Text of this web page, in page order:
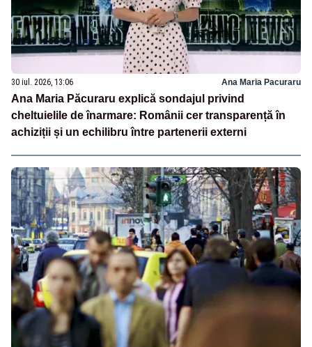
30 iul. 2026, 13:06 Ana Maria Pacuraru
Ana Maria Păcuraru explică sondajul privind
cheltuielile de înarmare: Românii cer transparență în
achiziții și un echilibru între partenerii externi